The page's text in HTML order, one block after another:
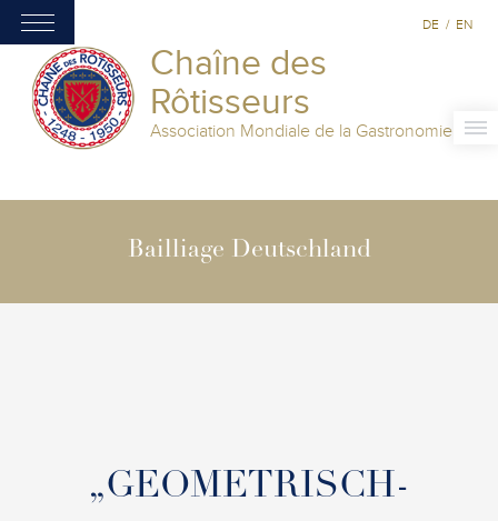
Chaîne des
Rôtisseurs
Association Mondiale de la Gastronomie
DE / EN
Bailliage Deutschland
„GEOMETRISCH-